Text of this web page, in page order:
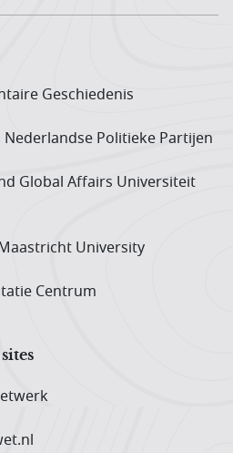
Geschiedenis
Politieke Partijen
Global Affairs Universiteit
University
Centrum